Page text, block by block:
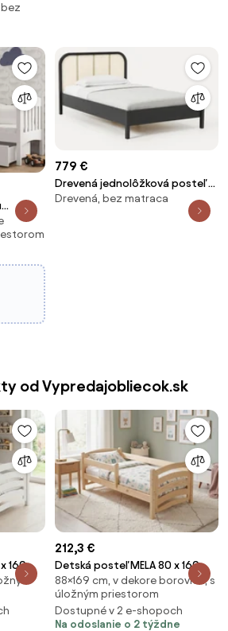
779 €
Drevená jednolôžková posteľ s
viedenským výpletom Jones
Drevená, bez matraca
od Vypredajobliecok.sk
160
212,3 €
Detská posteľ MELA 80 x 160
cm, borovica Rošt: S lamelovým
roštom, Matrac: Matrac
EASYSOFT 8 cm
88×169 cm, v dekore borovica, s
úložným priestorom
Dostupné v 2 e-shopoch
Na odoslanie o 2 týždne